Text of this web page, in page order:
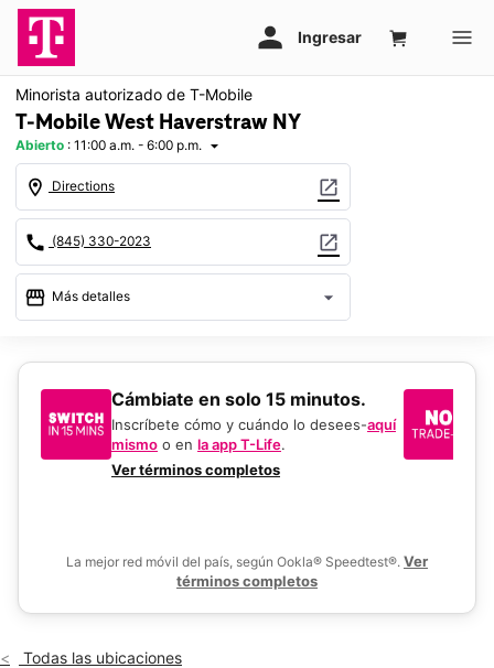
Minorista autorizado de T-Mobile
T-Mobile West Haverstraw NY
Abierto : 11:00 a.m. - 6:00 p.m. arrow_drop_down
location_on Directions open_in_new
call (845) 330-2023 open_in_new
storefront Más detalles arrow_drop_down
Lun.:10:00 a.m. a 8:00 p.m.
Mar.:
10:00 a.m. a 8:00 p.m.
Mié.: 10:00 a.m. a 8:00 p.m.
Jue.:10:00 a.m. a 8:00 p.m.
10:00 a.m. a 8:00 p.m.
​​​​​​​Cámbiate en solo 15 minutos.
Inscríbete cómo y cuándo lo desees-aquí
mismo o en la app T-Life.
Ver términos completos
La mejor red móvil del país, según Ookla® Speedtest®. Ver
términos completos
Todas las ubicaciones